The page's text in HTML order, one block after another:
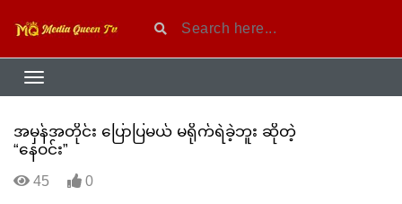
အမှန်အတိုင်း ပြောပြမယ် မရိုက်ရဲခဲ့ဘူး ဆိုတဲ့
“နေဝင်း”
45 0